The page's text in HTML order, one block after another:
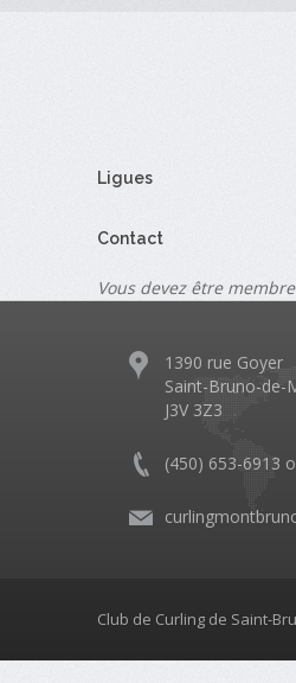
Ligues
Contact
Vous devez être
1390 rue Goyer
Saint-Bruno-de-
J3V 3Z3
(450) 653-6913
Club de Curling de Saint-